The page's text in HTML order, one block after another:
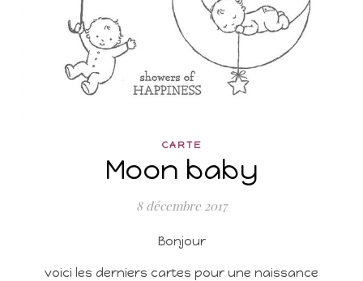
CARTE
Moon baby
8 décembre 2017
Bonjour
voici les derniers cartes pour une naissance